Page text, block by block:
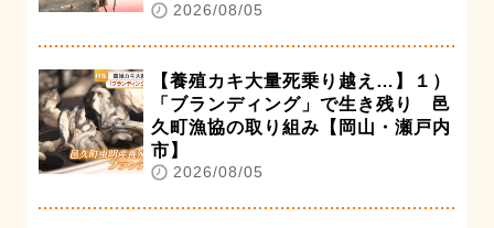
2026/08/05
【養殖カキ大量死乗り越え…】１）
「ブランディング」で生き残り 邑
久町漁協の取り組み【岡山・瀬戸内
市】
2026/08/05